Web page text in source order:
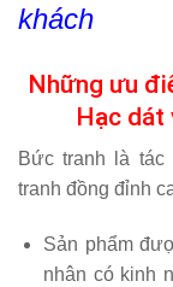
khách
Những ưu
Hạc dát
Bức tranh là tác
tranh đồng đỉnh
Sản phẩm
nhân có kinh